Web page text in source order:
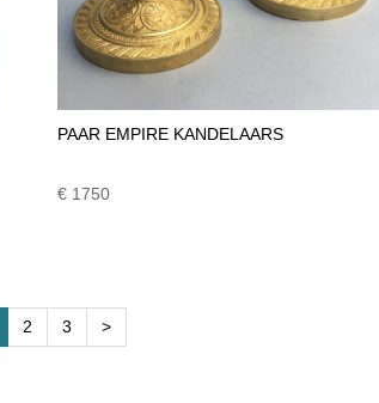
PAAR EMPIRE KANDELAARS
€ 1750
2 3 >